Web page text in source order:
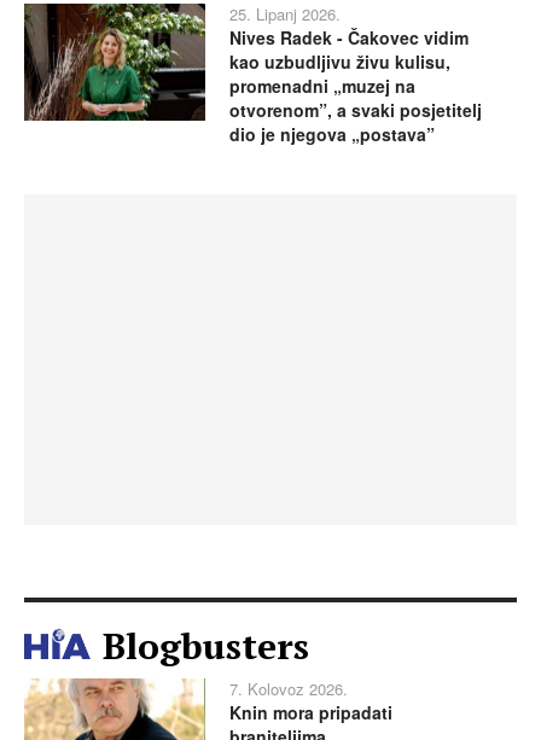
25. Lipanj 2026.
Nives Radek - Čakovec vidim
kao uzbudljivu živu kulisu,
promenadni „muzej na
otvorenom”, a svaki posjetitelj
dio je njegova „postava”
Blogbusters
7. Kolovoz 2026.
Knin mora pripadati